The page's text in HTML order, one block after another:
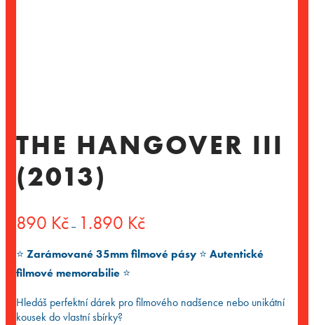
THE HANGOVER III
(2013)
890 Kč – 1.890 Kčcen:
až
⭐️ Zarámované 35mm filmové pásy ⭐️ Autentické
filmové memorabilie ⭐️
Hledáš perfektní dárek pro filmového nadšence nebo unikátní
kousek do vlastní sbírky?